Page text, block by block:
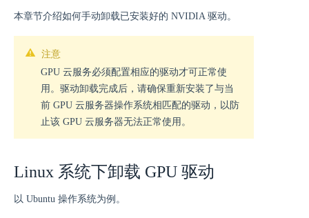
本章节介绍如何手动卸载已安装好的 NVIDIA 驱动。
注意
GPU 云服务必须配置相应的驱动才可正常使
用。驱动卸载完成后，请确保重新安装了与当
前 GPU 云服务器操作系统相匹配的驱动，以防
止该 GPU 云服务器无法正常使用。
Linux 系统下卸载 GPU 驱动
以 Ubuntu 操作系统为例。